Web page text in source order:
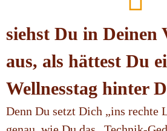
siehst Du in Deinen
aus, als hättest Du
Wellnesstag hinter
Denn Du setzt Dich „ins rechte